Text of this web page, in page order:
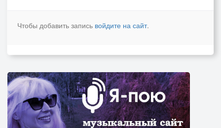
Чтобы добавить запись войдите на сайт.